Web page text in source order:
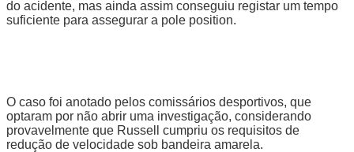
do acidente, mas ainda assim conseguiu registar um tempo
suficiente para assegurar a pole position.
O caso foi anotado pelos comissários desportivos, que
optaram por não abrir uma investigação, considerando
provavelmente que Russell cumpriu os requisitos de
redução de velocidade sob bandeira amarela.